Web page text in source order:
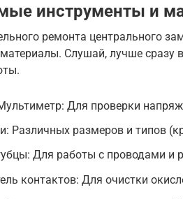
инструменты и
ремонта центрального
Слушай, лучше сразу
Для проверки
Различных размеров и типов
Для работы с проводами и
контактов: Для очистки